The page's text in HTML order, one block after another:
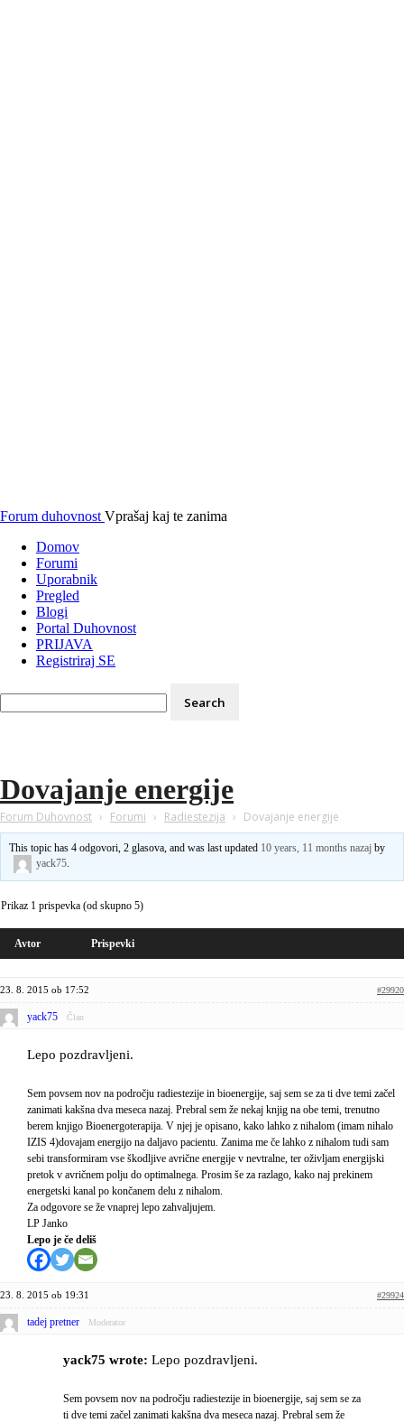
Forum duhovnost Vprašaj kaj te zanima
Domov
Forumi
Uporabnik
Pregled
Blogi
Portal Duhovnost
PRIJAVA
Registriraj SE
Dovajanje energije
Forum Duhovnost › Forumi › Radiestezija › Dovajanje energije
This topic has 4 odgovori, 2 glasova, and was last updated 10 years, 11 months nazaj by
yack75.
Prikaz 1 prispevka (od skupno 5)
Avtor Prispevki
23. 8. 2015 ob 17:52 #29920
yack75 Član
Lepo pozdravljeni.
Sem povsem nov na področju radiestezije in bioenergije, saj sem se za ti dve temi začel
zanimati kakšna dva meseca nazaj. Prebral sem že nekaj knjig na obe temi, trenutno
berem knjigo Bioenergoterapija. V njej je opisano, kako lahko z nihalom (imam nihalo
IZIS 4)dovajam energijo na daljavo pacientu. Zanima me če lahko z nihalom tudi sam
sebi transformiram vse škodljive avrične energije v nevtralne, ter oživljam energijski
pretok v avričnem polju do optimalnega. Prosim še za razlago, kako naj prekinem
energetski kanal po končanem delu z nihalom.
Za odgovore se že vnaprej lepo zahvaljujem.
LP Janko
Lepo je če deliš
23. 8. 2015 ob 19:31 #29924
tadej pretner Moderator
yack75 wrote: Lepo pozdravljeni.
Sem povsem nov na področju radiestezije in bioenergije, saj sem se za
ti dve temi začel zanimati kakšna dva meseca nazaj. Prebral sem že